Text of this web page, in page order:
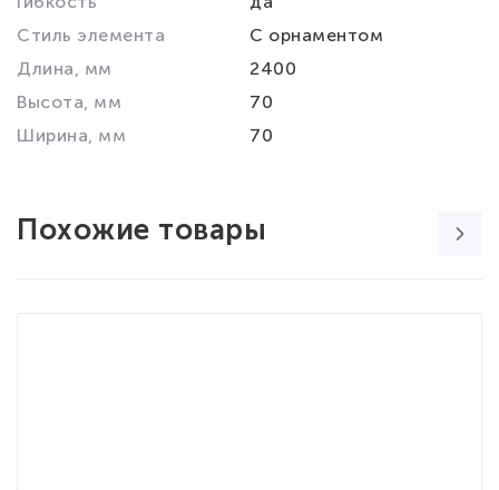
Стиль элемента
С орнаментом
Длина, мм
2400
Высота, мм
70
Ширина, мм
70
Похожие товары